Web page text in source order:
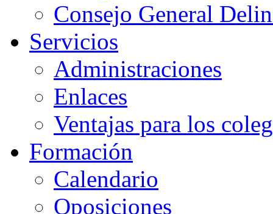
Consejo General
Servicios
Administraciones
Enlaces
Ventajas para los
Formación
Calendario
Oposiciones